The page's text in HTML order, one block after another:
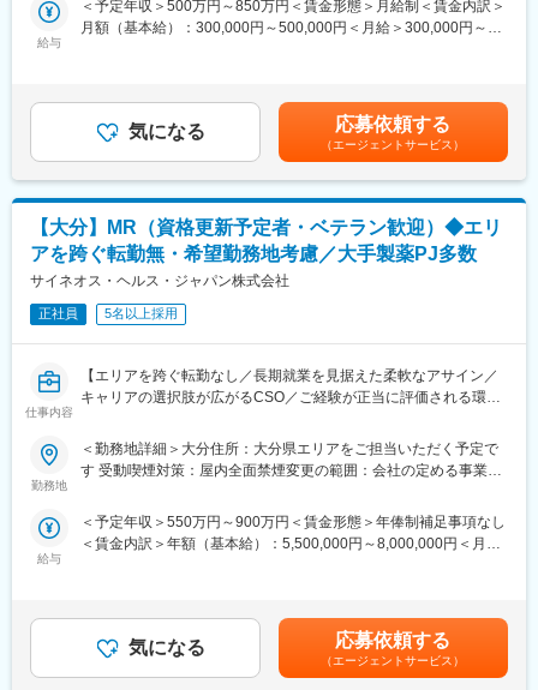
＜専門資格を取得できる＞
・資格取得後は、資格手当として給与にも反映されます。
■働き方：
・基本土日祝休み／年3回の大型連休あり
・残業20h以内
・スケジュールに合わせて直行直帰可
・転居を伴う転勤はありません
■やりがい：
献することができます。
・「この薬すごく効き目があって良かったよ。」「こないだのリ
れてありがとう。」など、「ありがとう」という言葉が一番のや
りがいです。
デバイス開発本部全体の品質業務を統括します。QMSの構築、運
イスや電気回路などの技術面のキャリアが活かせます。
◎生産品質保証
工場の品質向上、品質管理を担当する業務です。人によって製造
■ポジション概要：
キヤノンが自社開発、生産する半導体デバイスの品質業務です。
開発から製造、出荷、お客様対応、故障解析に至る多様な品質業
務があります。
製造業の勤務経験があり、関連部門、取引先およびお客様と積極
的にコミュニケーションできて、チームワークを大事にする方を
歓迎します。
大分の拠点で、開発、製造の各部門と連携して様々な品質活動を
展開しています。
■募集背景：
キヤノンは自社向けおよび外部顧客向けのデバイス製品の開発と
のカメラ事業部門にCMOS撮像センサーを供給するとともに、プ
リンターや事務機の事業部門にもデバイス製品を供給していま
ンサーの他に、表示デバイス、各種センサー、信号処理ICなどが
あります。
私たち品質部門は、これらの半導体デバイスの開発から製造、販
給与
＜予定年収＞500万円～850万円＜賃金形態＞月給制＜賃金内訳＞
月額（基本給）：300,000円～500,000円＜月給＞300,000円～
1回■賞与：年2回（6月・12月）賃金はあくまでも目安の金額であ
り、選考を通じて上下する可能性があります。月給(月額)は固定手
当を含めた表記です。
気になる 応募依頼する
（エージェントサービス）
【大分】MR（資格更新予定者・ベテラン歓迎）◆エリ
アを跨ぐ転勤無・希望勤務地考慮／大手製薬PJ多数
サイネオス・ヘルス・ジャパン株式会社
正社員 5名以上採用
仕事内容
【エリアを跨ぐ転勤なし／長期就業を見据えた柔軟なアサイン／
キャリアの選択肢が広がるCSO／ご経験が正当に評価される環
【はじめに】
～50代まで幅広く活躍しており、長期就業も叶う環境です。
医師、薬剤師に課題解決するための医薬品情報を提供、副作用情
報を収集を行っていただきます。
勤務地
＜勤務地詳細＞大分住所：大分県エリアをご担当いただく予定で
す 受動喫煙対策：屋内全面禁煙変更の範囲：会社の定める事業所
給与
＜予定年収＞550万円～900万円＜賃金形態＞年俸制補足事項なし
＜賃金内訳＞年額（基本給）：5,500,000円～8,000,000円＜月額
度支給）※ただし支給条件有。賃金はあくまでも目安の金額であ
り、選考を通じて上下する可能性があります。月給(月額)は固定手
当を含めた表記です。
気になる 応募依頼する
（エージェントサービス）